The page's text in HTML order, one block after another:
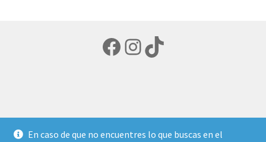
Facebook
Instagram
TikTok
Política de privacidad
Creado con Storefront y
En caso de que no encuentres lo que buscas en el